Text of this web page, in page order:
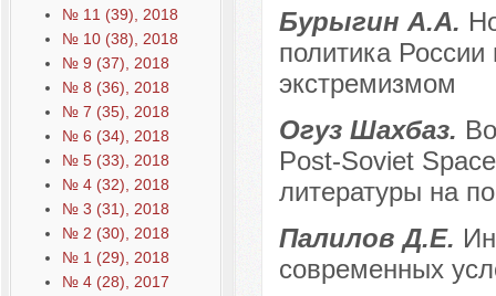
№ 11 (39), 2018
№ 10 (38), 2018
№ 9 (37), 2018
№ 8 (36), 2018
№ 7 (35), 2018
№ 6 (34), 2018
№ 5 (33), 2018
№ 4 (32), 2018
№ 3 (31), 2018
№ 2 (30), 2018
№ 1 (29), 2018
№ 4 (28), 2017
Бурыгин А.А.
политика
экстремизмом
Огуз Шахбаз.
Post-Soviet
литературы на
Палилов Д.Е.
современных